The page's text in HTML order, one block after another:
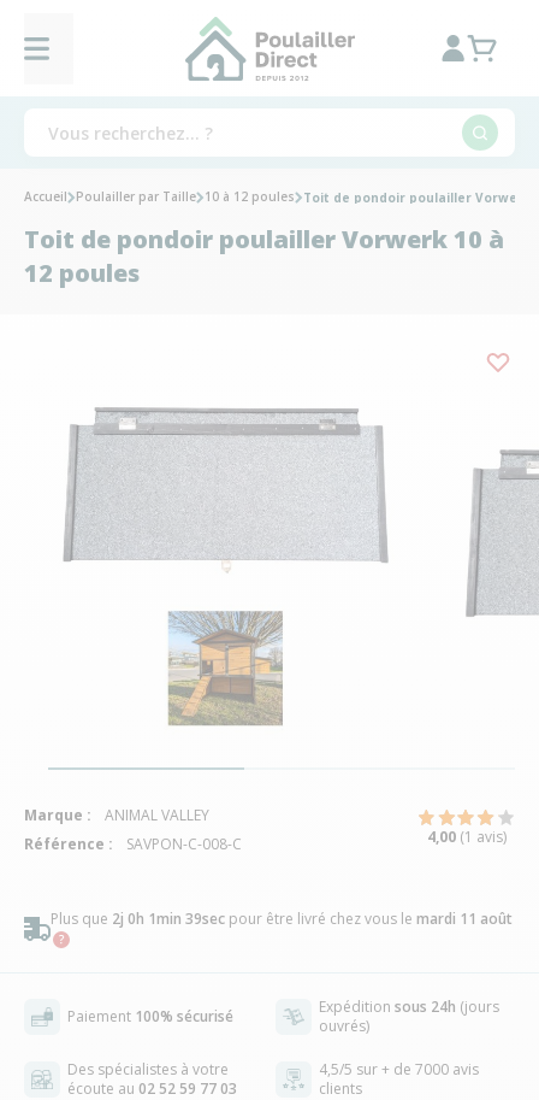
Plus que 2j 0h 1min 38sec pour être livré chez vous le mardi 11 août
Paiement 100% sécurisé Expédition sous 24h (jours
ouvrés)
Des spécialistes à votre
écoute au 02 52 59 77 03
4,5/5 sur + de 7000 avis
clients
Accueil Poulailler par Taille 10 à 12 poules Toit de pondoir poulailler Vorwerk
Toit de pondoir poulailler Vorwerk 10 à
12 poules
Marque :
ANIMAL VALLEY
Référence :
SAVPON-C-008-C 4,00 (1 avis)